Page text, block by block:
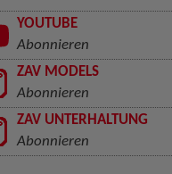
YOUTUBE
Abonnieren
ZAV MODELS
Abonnieren
ZAV UNTERHALTUNG
Abonnieren